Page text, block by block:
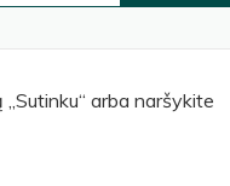
arba naršykite